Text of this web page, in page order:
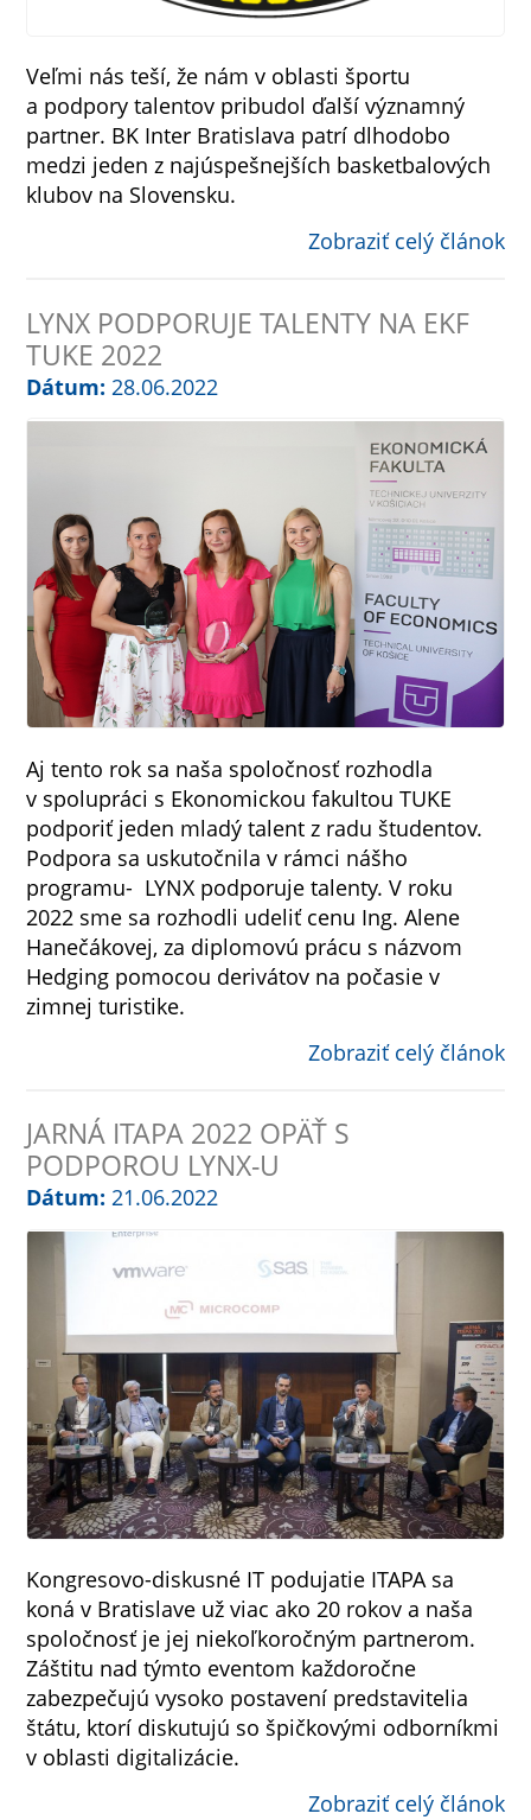
Veľmi nás teší, že nám v oblasti športu
a podpory talentov pribudol ďalší významný
partner. BK Inter Bratislava patrí dlhodobo
medzi jeden z najúspešnejších basketbalových
klubov na Slovensku.
Zobraziť celý článok
LYNX PODPORUJE TALENTY NA EKF
TUKE 2022
Dátum: 28.06.2022
Aj tento rok sa naša spoločnosť rozhodla
v spolupráci s Ekonomickou fakultou TUKE
podporiť jeden mladý talent z radu študentov.
Podpora sa uskutočnila v rámci nášho
programu- LYNX podporuje talenty. V roku
2022 sme sa rozhodli udeliť cenu Ing. Alene
Hanečákovej, za diplomovú prácu s názvom
Hedging pomocou derivátov na počasie v
zimnej turistike.
Zobraziť celý článok
JARNÁ ITAPA 2022 OPÄŤ S
PODPOROU LYNX-U
Dátum: 21.06.2022
Kongresovo-diskusné IT podujatie ITAPA sa
koná v Bratislave už viac ako 20 rokov a naša
spoločnosť je jej niekoľkoročným partnerom.
Záštitu nad týmto eventom každoročne
zabezpečujú vysoko postavení predstavitelia
štátu, ktorí diskutujú so špičkovými odborníkmi
v oblasti digitalizácie.
Zobraziť celý článok